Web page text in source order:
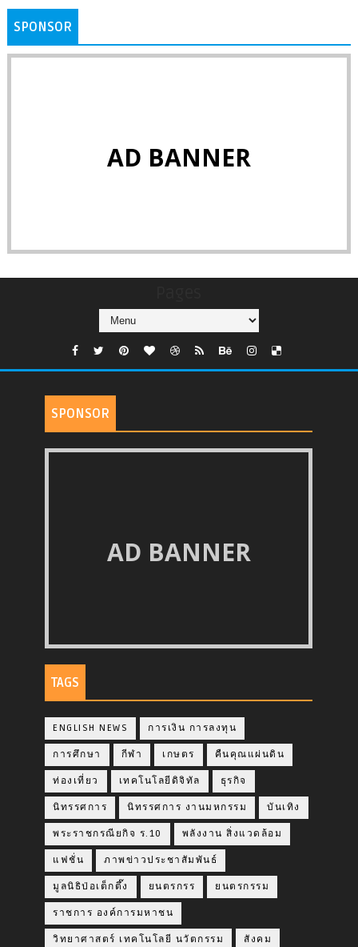
SPONSOR
AD BANNER
SPONSOR
AD BANNER
TAGS
ENGLISH NEWS การเงิน การลงทุน
การศึกษา กีฬา เกษตร คืนคุณแผ่นดิน
ท่องเที่ยว เทคโนโลยีดิจิทัล ธุรกิจ
นิทรรศการ นิทรรศการ งานมหกรรม บันเทิง
พระราชกรณียกิจ ร.10 พลังงาน สิ่งแวดล้อม
แฟชั่น ภาพข่าวประชาสัมพันธ์
มูลนิธิป่อเต็กตึ๊ง ยนตรกรร ยนตรกรรม
ราชการ องค์การมหาชน
วิทยาศาสตร์ เทคโนโลยี นวัตกรรม สังคม